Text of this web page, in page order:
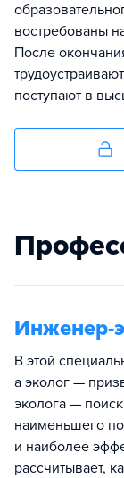
востребованы
После
поступают в
Инженер-
В этой
а эколог —
эколога —
наименьшего
и наиболее
рассчитывает,